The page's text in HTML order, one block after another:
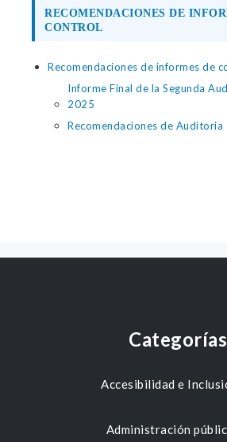
RECOMENDACIONES DE
CONTROL
Recomendaciones de informes de
Informe Final de la Segunda
2025
Recomendaciones de Auditoria
Categorías
Accesibilidad e
Administración